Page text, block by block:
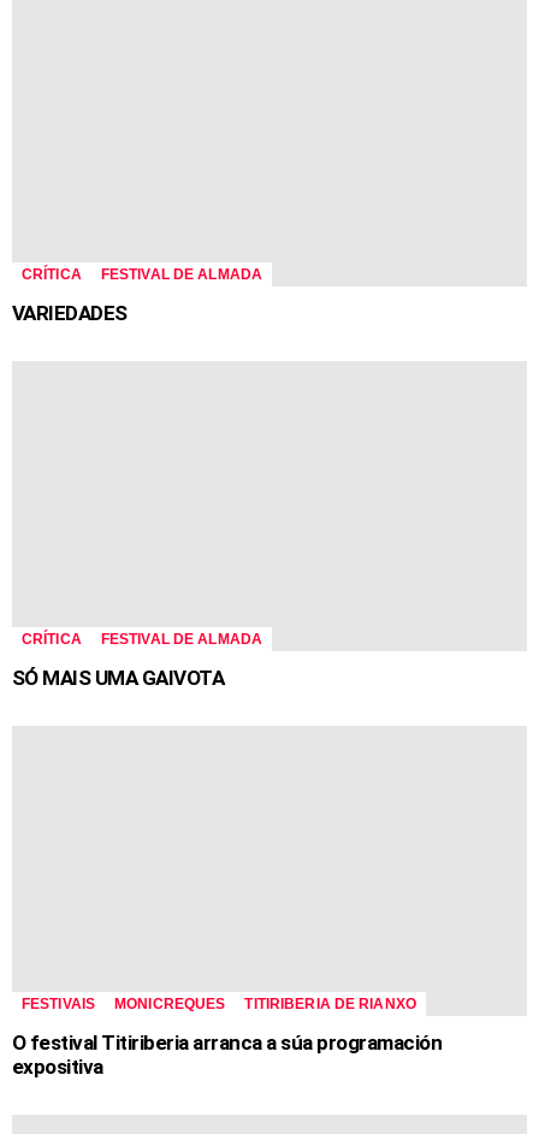
CRÍTICA FESTIVAL DE ALMADA
VARIEDADES
CRÍTICA FESTIVAL DE ALMADA
SÓ MAIS UMA GAIVOTA
FESTIVAIS MONICREQUES TITIRIBERIA DE RIANXO
O festival Titiriberia arranca a súa programación
expositiva